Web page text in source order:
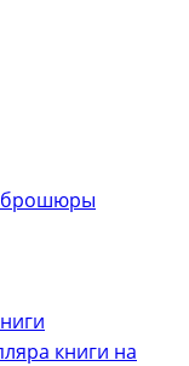
брошюры
книги на